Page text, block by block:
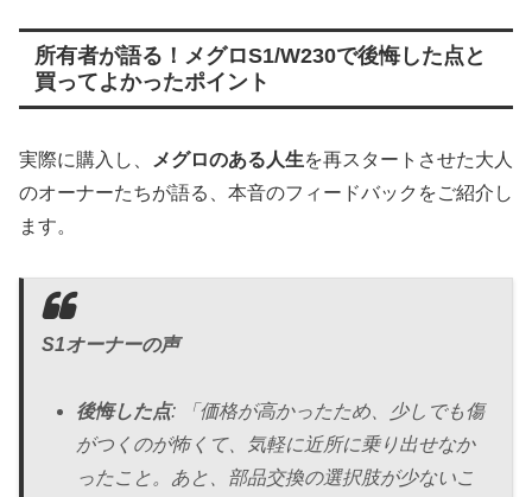
所有者が語る！メグロS1/W230で後悔した点と
買ってよかったポイント
実際に購入し、 メグロのある人生を再スタートさせた大人
のオーナーたちが語る、本音のフィードバックをご紹介し
ます。
S1オーナーの声
後悔した点: 「価格が高かったため、少しでも傷
がつくのが怖くて、気軽に近所に乗り出せなか
ったこと。あと、部品交換の選択肢が少ないこ